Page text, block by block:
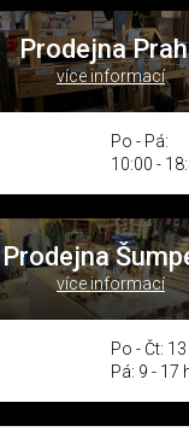
Prodejna
více informací
Po - Pá:
10:00 -
Prodejna
více informací
Po - Čt:
Pá: 9 - 17